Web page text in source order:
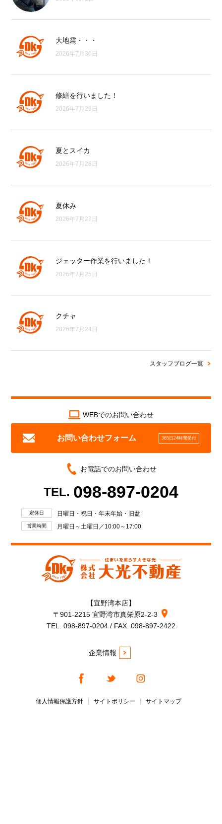
大地震・・・
2026年7月30日
修繕を行いました！
2026年7月29日
夏とスイカ
2026年7月28日
夏休み
2026年7月27日
ジェッター作業を行いました！
2026年7月25日
クチャ
2026年7月24日
スタッフブログ一覧
WEBでのお問い合わせ
お問い合わせフォーム 365日24時間受付
お電話でのお問い合わせ
TEL. 098-897-0204
定休日 日曜日・祝日・年末年始・旧盆
営業時間 月曜日～土曜日／10:00～17:00
【宜野湾本店】
〒901-2215 宜野湾市真栄原2-2-3
TEL. 098-897-0204 / FAX. 098-897-2422
企業情報
個人情報保護方針 サイトポリシー サイトマップ